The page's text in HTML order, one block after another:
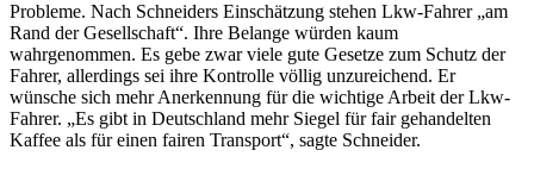
Probleme. Nach Schneiders Einschätzung stehen Lkw-Fahrer „am
Rand der Gesellschaft“. Ihre Belange würden kaum
wahrgenommen. Es gebe zwar viele gute Gesetze zum Schutz der
Fahrer, allerdings sei ihre Kontrolle völlig unzureichend. Er
wünsche sich mehr Anerkennung für die wichtige Arbeit der Lkw-
Fahrer. „Es gibt in Deutschland mehr Siegel für fair gehandelten
Kaffee als für einen fairen Transport“, sagte Schneider.